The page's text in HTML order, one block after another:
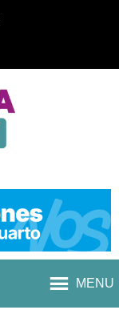
MENU